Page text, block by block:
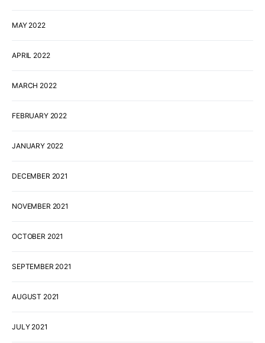
MAY 2022
APRIL 2022
MARCH 2022
FEBRUARY 2022
JANUARY 2022
DECEMBER 2021
NOVEMBER 2021
OCTOBER 2021
SEPTEMBER 2021
AUGUST 2021
JULY 2021